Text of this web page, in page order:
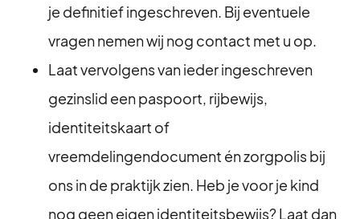
je definitief ingeschreven. Bij eventuele
vragen nemen wij nog contact met u op.
Laat vervolgens van ieder ingeschreven
gezinslid een paspoort, rijbewijs,
identiteitskaart of
vreemdelingendocument én zorgpolis bij
ons in de praktijk zien. Heb je voor je kind
nog geen eigen identiteitsbewijs? Laat dan